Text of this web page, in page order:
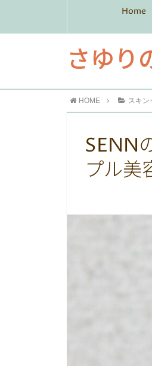
Home
さゆり
HOME スキン
SENN
プル美